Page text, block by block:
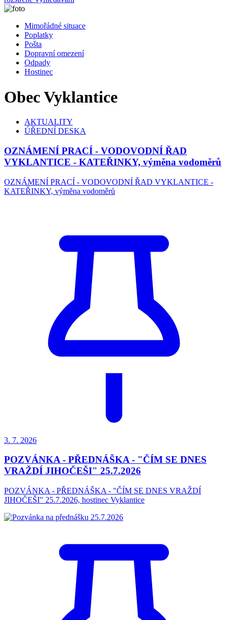
Mimořádné situace
Poplatky
Pošta
Dopravní omezení
Odpady
Hostinec
Obec Vyklantice
AKTUALITY
ÚŘEDNÍ DESKA
OZNÁMENÍ PRACÍ - VODOVODNÍ ŘAD
VYKLANTICE - KATEŘINKY, výměna vodoměrů
OZNÁMENÍ PRACÍ - VODOVODNÍ ŘAD VYKLANTICE -
KATEŘINKY, výměna vodoměrů
3. 7. 2026
POZVÁNKA - PŘEDNÁŠKA - "ČÍM SE DNES
VRAŽDÍ JIHOČEŠI" 25.7.2026
POZVÁNKA - PŘEDNÁŠKA - "ČÍM SE DNES VRAŽDÍ
JIHOČEŠI" 25.7.2026, hostinec Vyklantice